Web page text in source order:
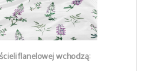
flanelowej wchodzą: